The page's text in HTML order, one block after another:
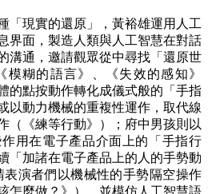
「現實的還原」，黃裕雄運用人工
界面，製造人類與人工智慧在對話
溝通，邀請觀眾從中尋找「還原世
糊的語言》、《失效的感知》
的點按動作轉化成儀式般的「手指
以動力機械的重複性運作，取代線
（《練等行動》）；府中男孩則以
用在電子產品介面上的「手指行
「加諸在電子產品上的人的手勢動
表演者們以機械性的手勢隔空操作
怎麼做？》），並模仿人工智慧語